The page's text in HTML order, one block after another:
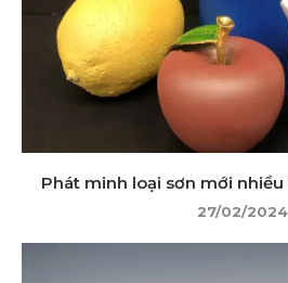
Phát minh loại sơn mới nhiều
27/02/2024